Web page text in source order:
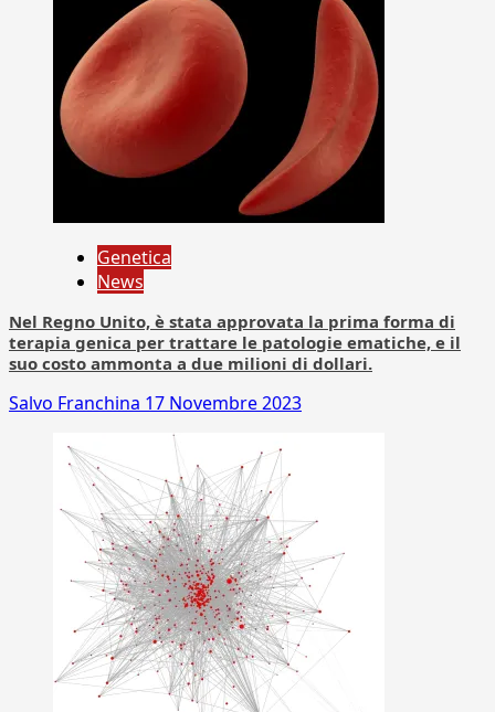
Genetica
News
Nel Regno Unito, è stata approvata la prima forma di
terapia genica per trattare le patologie ematiche, e il
suo costo ammonta a due milioni di dollari.
Salvo Franchina 17 Novembre 2023